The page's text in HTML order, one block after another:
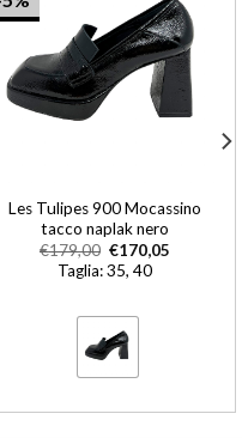
Les Tulipes 900 Mocassino
tacco naplak nero
€179,00 €170,05
Taglia: 35, 40